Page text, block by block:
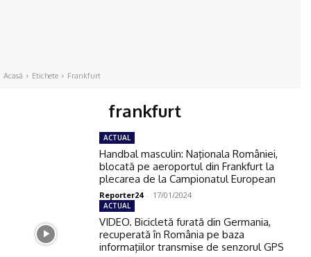
Acasă Etichete Frankfurt
frankfurt
ACTUAL
Handbal masculin: Naţionala României,
blocată pe aeroportul din Frankfurt la
plecarea de la Campionatul European
Reporter24 - 17/01/2024
ACTUAL
VIDEO. Bicicletă furată din Germania,
recuperată în România pe baza
informaţiilor transmise de senzorul GPS